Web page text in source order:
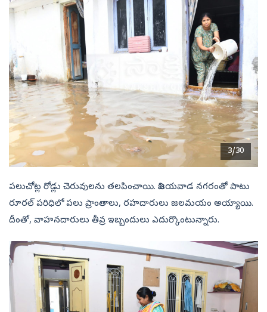
3/30
పలుచోట్ల రోడ్లు చెరువులను తలపించాయి. విజయవాడ నగరంతో పాటు
రూరల్ పరిధిలో పలు ప్రాంతాలు, రహదారులు జలమయం అయ్యాయి.
దీంతో, వాహనదారులు తీవ్ర ఇబ్బందులు ఎదుర్కొంటున్నారు.